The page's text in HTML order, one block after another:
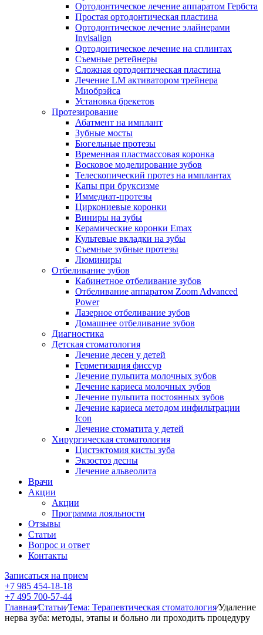
Ортодонтическое лечение аппаратом Гербста
Простая ортодонтическая пластина
Ортодонтическое лечение элайнерами
Invisalign
Ортодонтическое лечение на сплинтах
Съемные ретейнеры
Сложная ортодонтическая пластина
Лечение LM активатором трейнера
Миобрэйса
Установка брекетов
Протезирование
Абатмент на имплант
Зубные мосты
Бюгельные протезы
Временная пластмассовая коронка
Восковое моделирование зубов
Телескопический протез на имплантах
Капы при бруксизме
Иммедиат-протезы
Циркониевые коронки
Виниры на зубы
Керамические коронки Emax
Культевые вкладки на зубы
Съемные зубные протезы
Люминиры
Отбеливание зубов
Кабинетное отбеливание зубов
Отбеливание аппаратом Zoom Advanced
Power
Лазерное отбеливание зубов
Домашнее отбеливание зубов
Диагностика
Детская стоматология
Лечение десен у детей
Герметизация фиссур
Лечение пульпита молочных зубов
Лечение кариеса молочных зубов
Лечение пульпита постоянных зубов
Лечение кариеса методом инфильтрации
Icon
Лечение стоматита у детей
Хирургическая стоматология
Цистэктомия кисты зуба
Экзостоз десны
Лечение альвеолита
Врачи
Акции
Акции
Программа лояльности
Отзывы
Статьи
Вопрос и ответ
Контакты
Записаться на прием
+7 985 454-18-18
+7 495 700-57-44
Главная⁄Статьи⁄Тема: Терапевтическая стоматология⁄Удаление
нерва зуба: методы, этапы и больно ли проходить процедуру